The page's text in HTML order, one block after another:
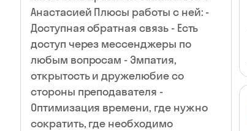
Анастасией Плюсы работы с ней: -
Доступная обратная связь - Есть
доступ через мессенджеры по
любым вопросам - Эмпатия,
открытость и дружелюбие со
стороны преподавателя -
Оптимизация времени, где нужно
сократить, где необходимо